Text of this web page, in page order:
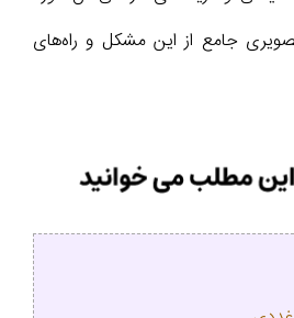
جامع از این مشکل و راه‌های